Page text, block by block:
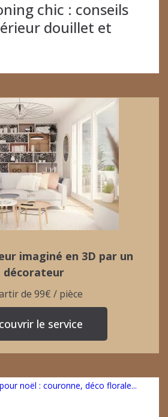
chic : conseils
douillet et
imaginé en 3D par un
décorateur
de 99€ / pièce
le service